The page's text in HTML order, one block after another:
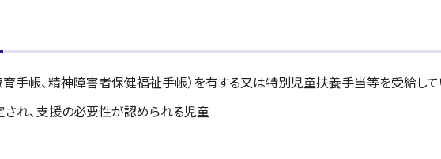
手帳、精神障害者保健福祉手帳）を有する又は特別児童扶養手当等を受給し
れ、支援の必要性が認められる児童